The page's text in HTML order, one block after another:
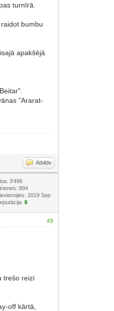
turnīrā.
bumbu
apakšējā
"Ararat-
Atbilde
3'496
894
2019 Sep
6
#3
trešo reizi
off kārtā,